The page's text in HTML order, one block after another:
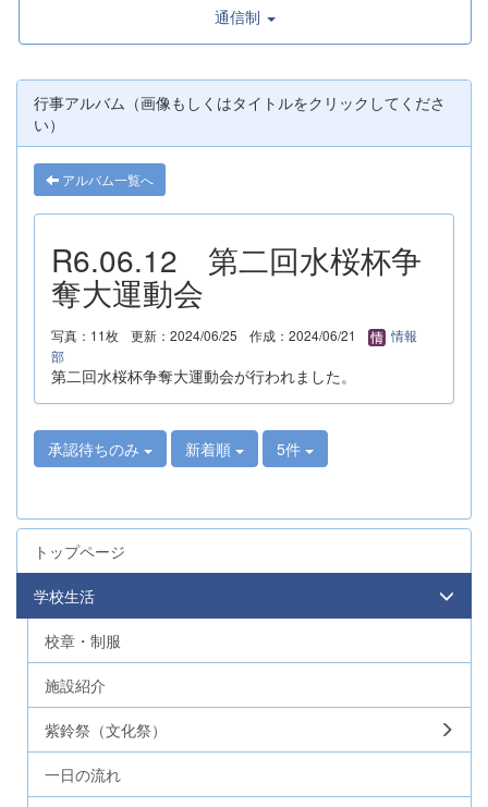
通信制
行事アルバム（画像もしくはタイトルをクリックしてくださ
い）
アルバム一覧へ
R6.06.12 第二回水桜杯争
奪大運動会
写真：11枚 更新：2024/06/25 作成：2024/06/21
情報
部
第二回水桜杯争奪大運動会が行われました。
承認待ちのみ 新着順 5件
トップページ
学校生活
校章・制服
施設紹介
紫鈴祭（文化祭）
一日の流れ